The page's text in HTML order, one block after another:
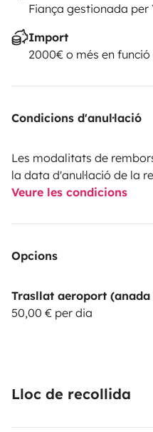
Fiança gestionada per
Import
2000€ o més en
Condicions d'anul·lació
Les modalitats de
la data d'anul·lació de la
Veure les condicions
Opcions
Trasllat aeroport
50,00 € per dia
Lloc de recollida